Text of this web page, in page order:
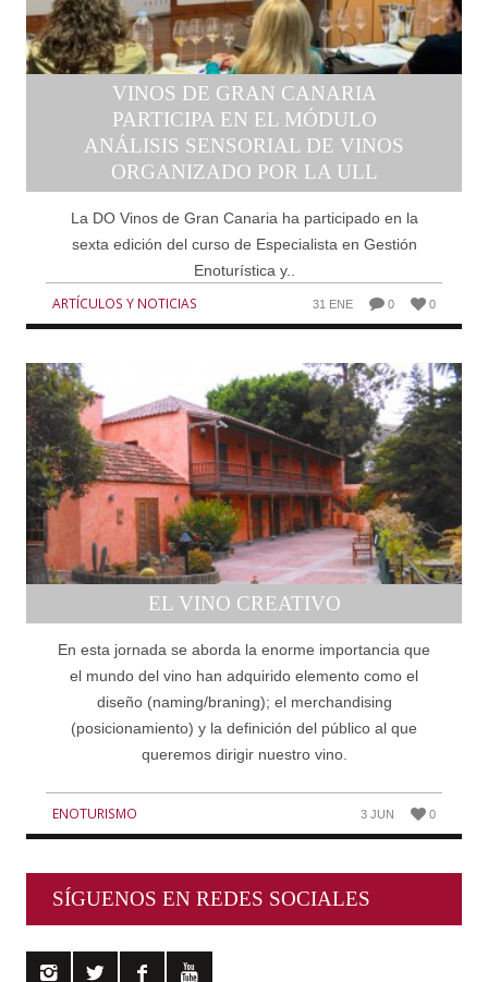
VINOS DE GRAN CANARIA
PARTICIPA EN EL MÓDULO
ANÁLISIS SENSORIAL DE VINOS
ORGANIZADO POR LA ULL
La DO Vinos de Gran Canaria ha participado en la
sexta edición del curso de Especialista en Gestión
Enoturística y..
ARTÍCULOS Y NOTICIAS 31 ENE 0 0
EL VINO CREATIVO
En esta jornada se aborda la enorme importancia que
el mundo del vino han adquirido elemento como el
diseño (naming/braning); el merchandising
(posicionamiento) y la definición del público al que
queremos dirigir nuestro vino.
ENOTURISMO 3 JUN 0
SÍGUENOS EN REDES SOCIALES